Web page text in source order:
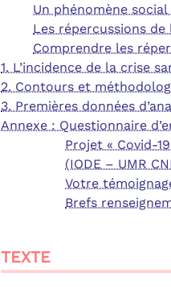
Un phénomène
Les répercussions
Comprendre les
1. L’incidence de la crise
2. Contours et
3. Premières données
Annexe : Questionnaire
Projet « Covid-
(IODE – UMR
Votre
Brefs
TEXTE